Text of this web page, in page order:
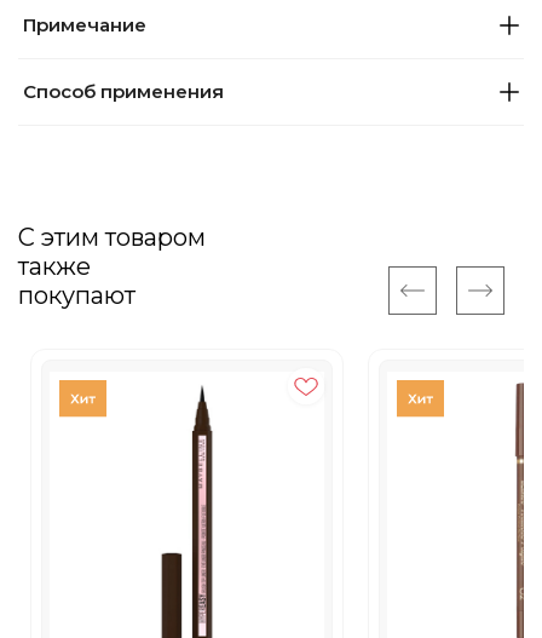
Примечание
Способ применения
С этим товаром
также
покупают